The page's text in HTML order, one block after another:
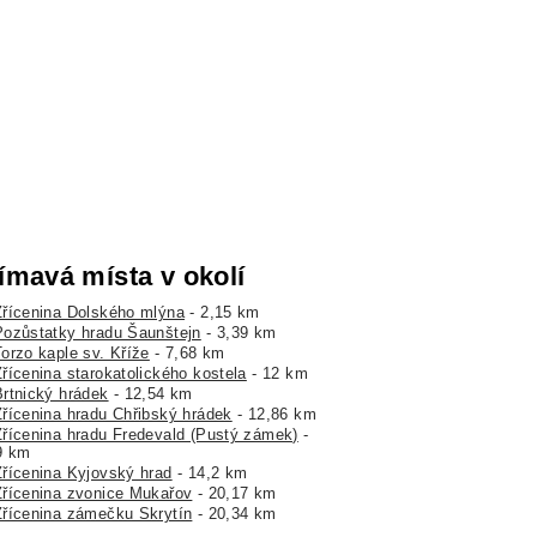
místa v okolí
Dolského mlýna- 2,15 km
hradu Šaunštejn - 3,39 km
kaple sv. Kříže - 7,68 km
starokatolického kostela- 12 km
hrádek - 12,54 km
hradu Chřibský hrádek - 12,86 km
hradu Fredevald (Pustý zámek) -
km
Kyjovský hrad - 14,2 km
zvonice Mukařov - 20,17 km
zámečku Skrytín - 20,34 km